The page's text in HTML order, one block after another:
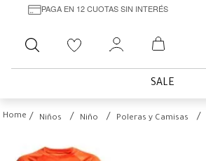
PAGA EN 12 CUOTAS SIN INTERÉS
Buscar
SALE
Niños Niño Poleras y Camisas